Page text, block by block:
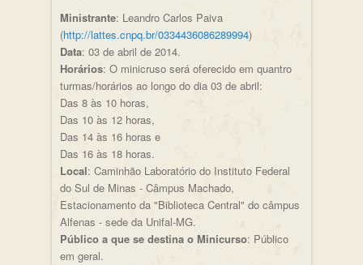
Ministrante: Leandro Carlos Paiva
(http://lattes.cnpq.br/0334436086289994)
Data: 03 de abril de 2014.
Horários: O minicruso será oferecido em quantro
turmas/horários ao longo do dia 03 de abril:
Das 8 às 10 horas,
Das 10 às 12 horas,
Das 14 às 16 horas e
Das 16 às 18 horas.
Local: Caminhão Laboratório do Instituto Federal
do Sul de Minas - Câmpus Machado,
Estacionamento da "Biblioteca Central" do câmpus
Alfenas - sede da Unifal-MG.
Público a que se destina o Minicurso: Público
em geral.